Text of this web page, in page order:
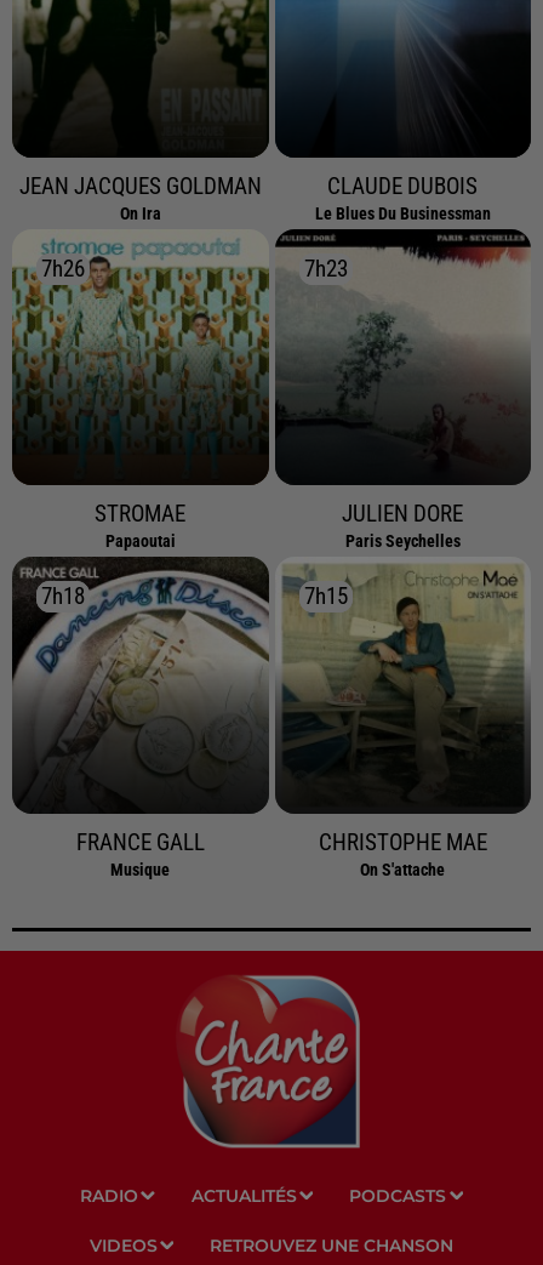
JEAN JACQUES GOLDMAN
On Ira
CLAUDE DUBOIS
Le Blues Du Businessman
7h26
7h26
STROMAE
Papaoutai
7h23
7h23
JULIEN DORE
Paris Seychelles
7h18
7h18
FRANCE GALL
Musique
7h15
7h15
CHRISTOPHE MAE
On S'attache
RADIO ACTUALITÉS PODCASTS
VIDEOS RETROUVEZ UNE CHANSON